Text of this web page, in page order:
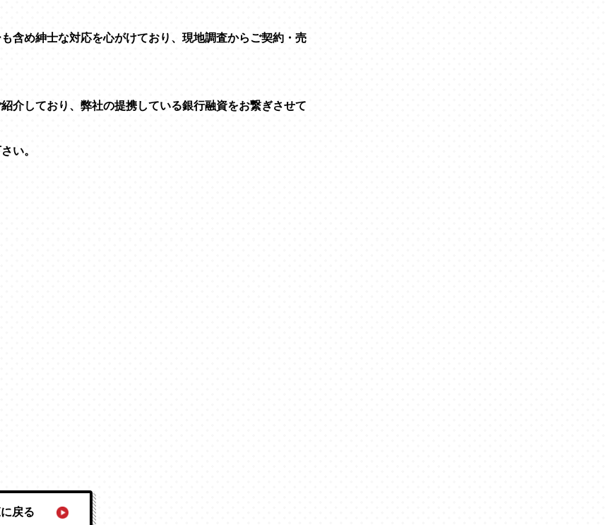
含め紳士な対応を心がけており、現地調査からご契約・売
介しており、弊社の提携している銀行融資をお繋ぎさせて
い。
戻る